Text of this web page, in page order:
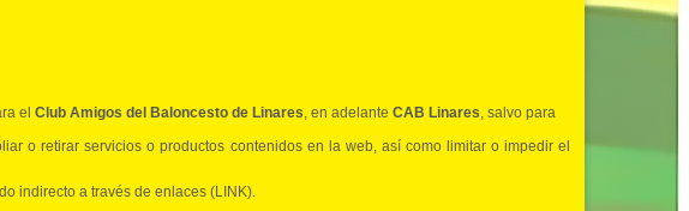
el Club Amigos del Baloncesto de Linares, en adelante CAB Linares, salvo para
o retirar servicios o productos contenidos en la web, así como limitar o impedir el
indirecto a través de enlaces (LINK).